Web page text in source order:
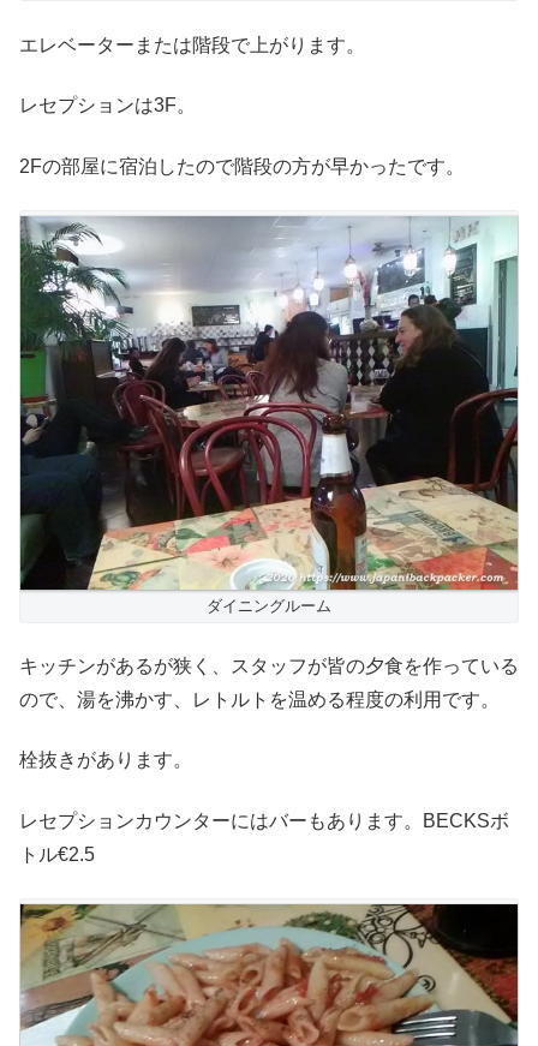
エレベーターまたは階段で上がります。
レセプションは3F。
2Fの部屋に宿泊したので階段の方が早かったです。
ダイニングルーム
キッチンがあるが狭く、スタッフが皆の夕食を作っている
ので、湯を沸かす、レトルトを温める程度の利用です。
栓抜きがあります。
レセプションカウンターにはバーもあります。BECKSボ
トル€2.5